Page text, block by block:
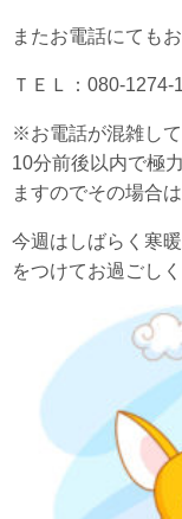
またお電話にても
ＴＥＬ：080-1274-
※お電話が混雑し
10分前後以内で極
ますのでその場合
今週はしばらく寒
をつけてお過ごし